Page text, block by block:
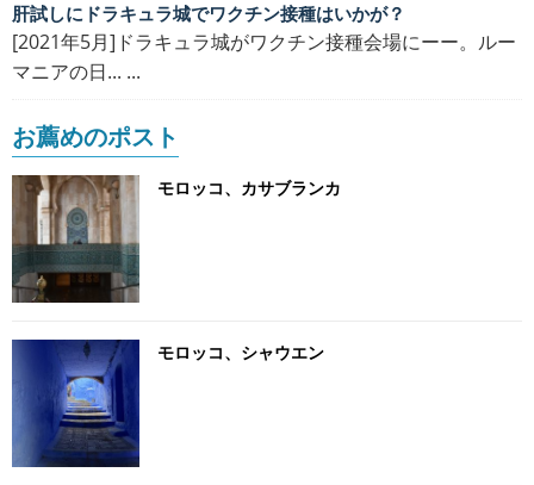
肝試しにドラキュラ城でワクチン接種はいかが？
[2021年5月]ドラキュラ城がワクチン接種会場にーー。ルー
マニアの日... ...
お薦めのポスト
モロッコ、カサブランカ
モロッコ、シャウエン